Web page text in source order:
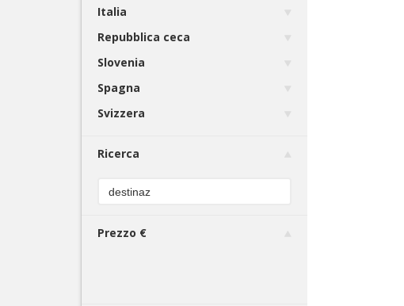
Italia
Repubblica ceca
Slovenia
Spagna
Svizzera
Ricerca
Prezzo €